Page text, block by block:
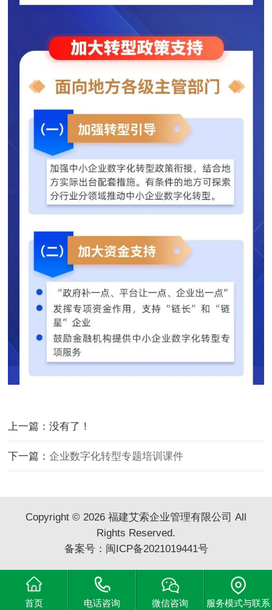
上一篇：没有了！
下一篇：企业数字化转型专题培训课件
Copyright © 2026 福建艾索企业管理有限公司 All
Rights Reserved.
备案号： 闽ICP备2021019441号
首页 电话咨询 微信咨询 服务模式与联系